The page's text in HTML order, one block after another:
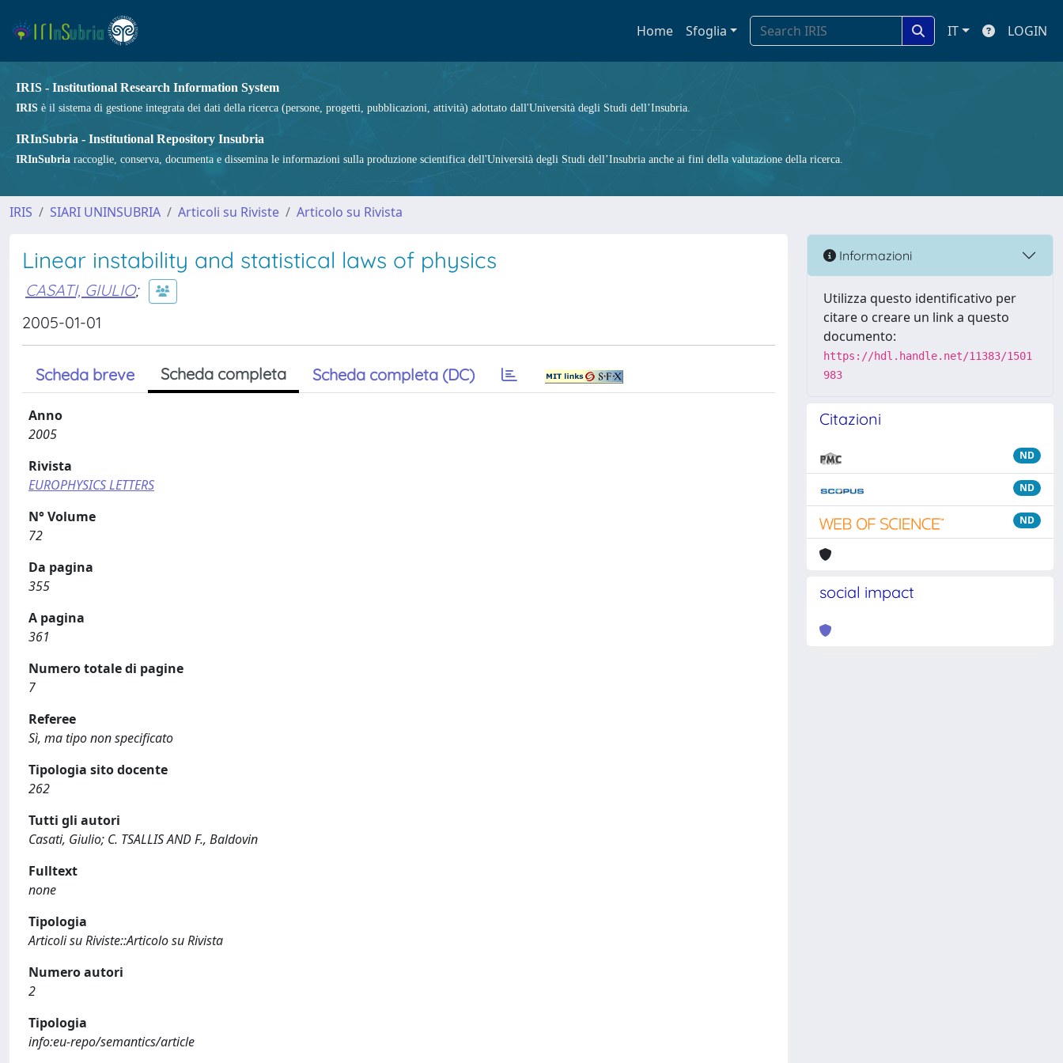
Home Sfoglia IT LOGIN
IRIS - Institutional Research Information System
IRIS è il sistema di gestione integrata dei dati della ricerca (persone, progetti, pubblicazioni, attività) adottato dall'Università degli Studi dell’Insubria.
IRInSubria - Institutional Repository Insubria
IRInSubria raccoglie, conserva, documenta e dissemina le informazioni sulla produzione scientifica dell'Università degli Studi dell’Insubria anche ai fini della valutazione della ricerca.
IRIS SIARI UNINSUBRIA Articoli su Riviste Articolo su Rivista
Linear instability and statistical laws of physics
CASATI, GIULIO;
2005-01-01
Scheda breve Scheda completa Scheda completa (DC)
Anno
2005
Rivista
EUROPHYSICS LETTERS
N° Volume
72
Da pagina
355
A pagina
361
Numero totale di pagine
7
Referee
Sì, ma tipo non specificato
Tipologia sito docente
262
Tutti gli autori
Casati, Giulio; C. TSALLIS AND F., Baldovin
Fulltext
none
Tipologia
Articoli su Riviste::Articolo su Rivista
Numero autori
2
Tipologia
info:eu-repo/semantics/article
Informazioni
Utilizza questo identificativo per
citare o creare un link a questo
documento:
https://hdl.handle.net/11383/1501
983
Citazioni
ND
ND
ND
social impact